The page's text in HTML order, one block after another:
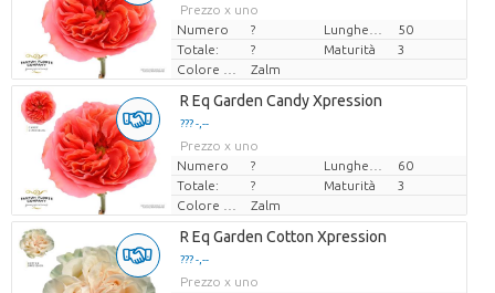
Prezzo x uno
Numero
?
50
Totale:
? Maturità
3
Zalm
R Eq Garden Candy Xpression
??? -,--
Prezzo x uno
Numero
?
60
Totale:
? Maturità
3
Zalm
R Eq Garden Cotton Xpression
??? -,--
Prezzo x uno